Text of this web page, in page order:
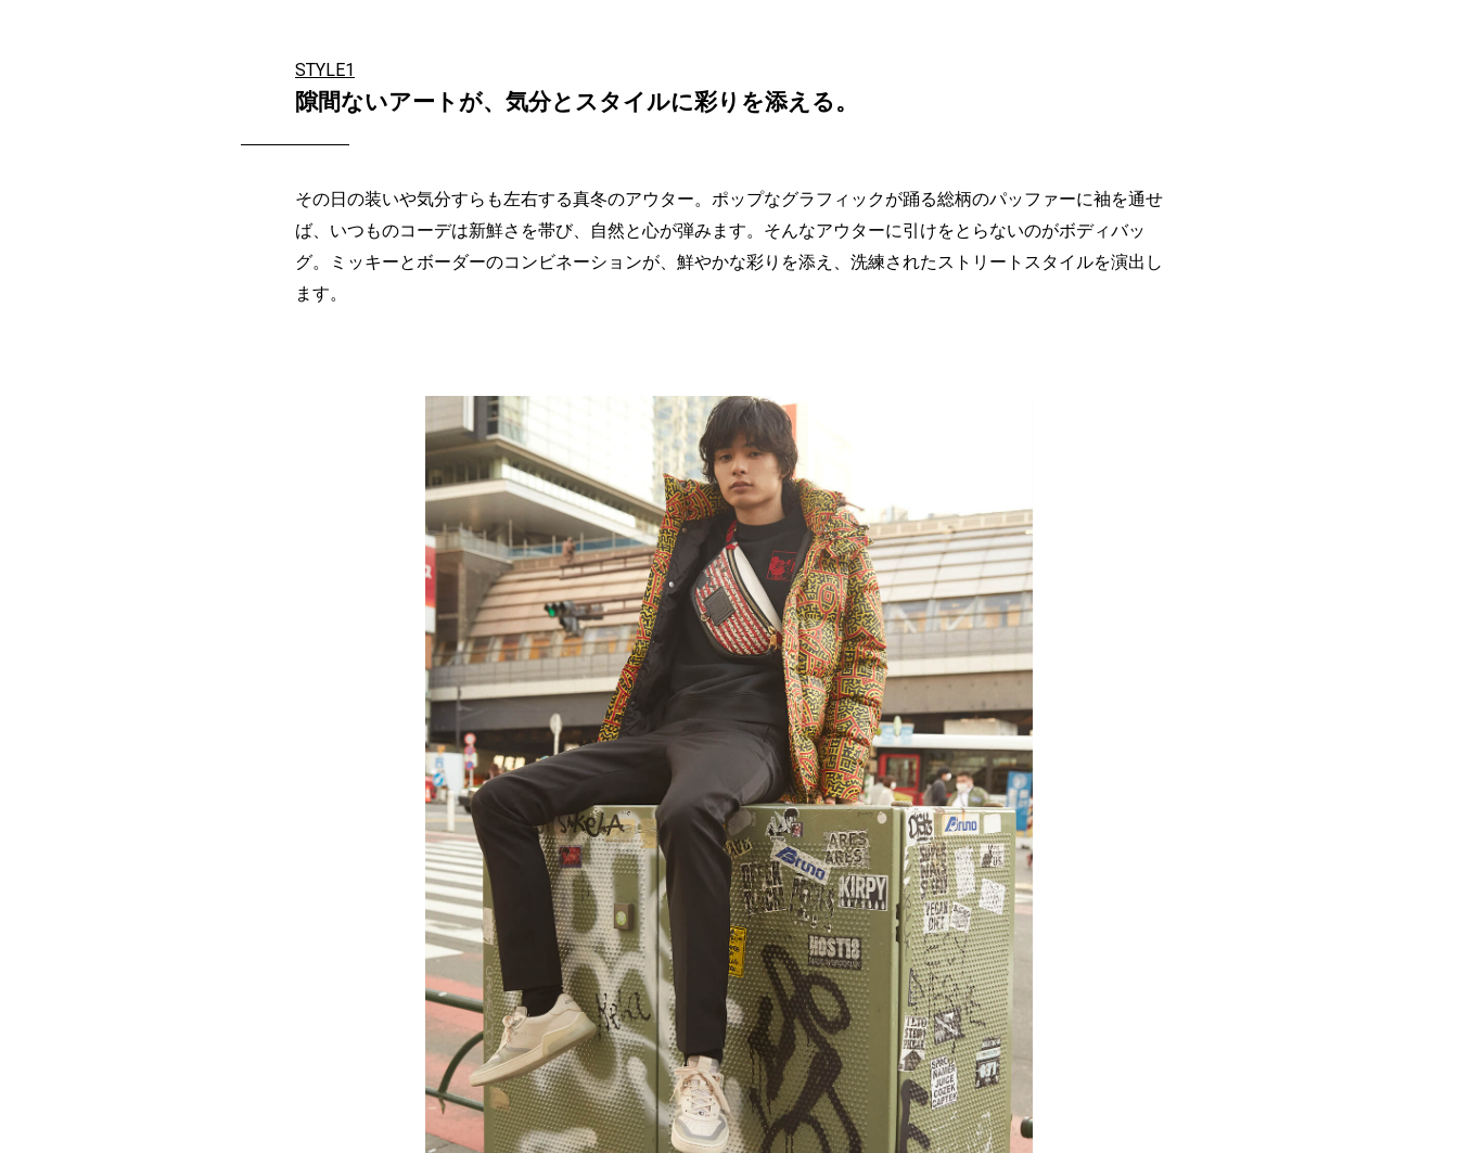
STYLE1
隙間ないアートが、気分とスタイルに彩りを添える。
その日の装いや気分すらも左右する真冬のアウター。ポップなグラフィックが踊る総柄のパッファーに袖を通せ
ば、いつものコーデは新鮮さを帯び、自然と心が弾みます。そんなアウターに引けをとらないのがボディバッ
グ。ミッキーとボーダーのコンビネーションが、鮮やかな彩りを添え、洗練されたストリートスタイルを演出し
ます。